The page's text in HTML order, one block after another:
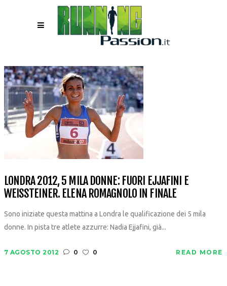
LONDRA 2012, 5 MILA DONNE: FUORI EJJAFINI E
WEISSTEINER. ELENA ROMAGNOLO IN FINALE
Sono iniziate questa mattina a Londra le qualificazione dei 5 mila
donne. In pista tre atlete azzurre: Nadia Ejjafini, già...
7 AGOSTO 2012 0 0 READ MORE